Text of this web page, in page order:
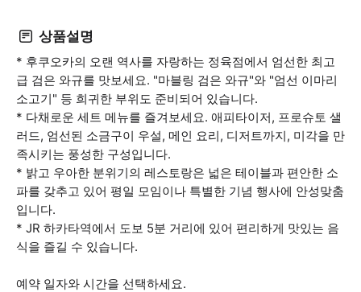
상품설명
* 후쿠오카의 오랜 역사를 자랑하는 정육점에서 엄선한 최고
급 검은 와규를 맛보세요. "마블링 검은 와규"와 "엄선 이마리
소고기" 등 희귀한 부위도 준비되어 있습니다.
* 다채로운 세트 메뉴를 즐겨보세요. 애피타이저, 프로슈토 샐
러드, 엄선된 소금구이 우설, 메인 요리, 디저트까지, 미각을 만
족시키는 풍성한 구성입니다.
* 밝고 우아한 분위기의 레스토랑은 넓은 테이블과 편안한 소
파를 갖추고 있어 평일 모임이나 특별한 기념 행사에 안성맞춤
입니다.
* JR 하카타역에서 도보 5분 거리에 있어 편리하게 맛있는 음
식을 즐길 수 있습니다.
예약 일자와 시간을 선택하세요.